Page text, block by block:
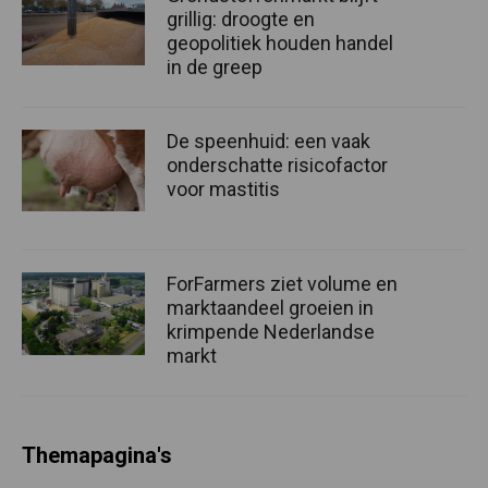
grillig: droogte en
geopolitiek houden handel
in de greep
De speenhuid: een vaak
onderschatte risicofactor
voor mastitis
ForFarmers ziet volume en
marktaandeel groeien in
krimpende Nederlandse
markt
Themapagina's